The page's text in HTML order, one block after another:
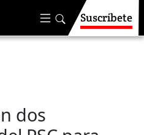
Suscríbete
dos